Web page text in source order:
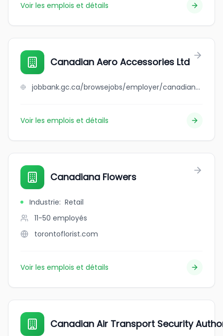
Voir les emplois et détails
Canadian Aero Accessories Ltd
jobbank.gc.ca/browsejobs/employer/canadian+aero+accessories+ltd/ca
Voir les emplois et détails
Canadiana Flowers
Industrie: Retail
11-50 employés
torontoflorist.com
Voir les emplois et détails
Canadian Air Transport Security